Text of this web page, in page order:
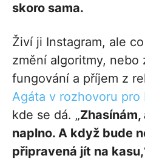
skoro sama.
Živí ji Instagram, ale
změní algoritmy, nebo
fungování a příjem z
Agáta v rozhovoru pro
kde se dá. „
naplno. A když bude
připravená jít na kasu,